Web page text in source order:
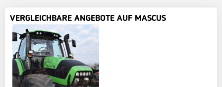
VERGLEICHBARE ANGEBOTE AUF MASCUS